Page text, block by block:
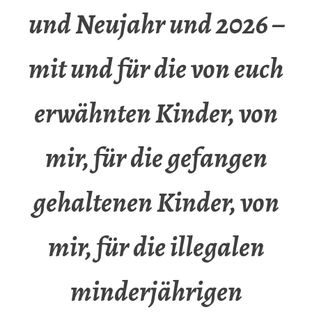
und Neujahr und 2026 –
mit und für die von euch
erwähnten Kinder, von
mir, für die gefangen
gehaltenen Kinder, von
mir, für die illegalen
minderjährigen